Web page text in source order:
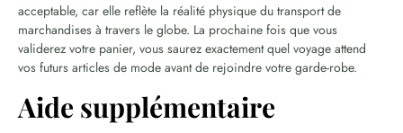
acceptable, car elle reflète la réalité physique du transport de
marchandises à travers le globe. La prochaine fois que vous
validerez votre panier, vous saurez exactement quel voyage attend
vos futurs articles de mode avant de rejoindre votre garde-robe.
Aide supplémentaire